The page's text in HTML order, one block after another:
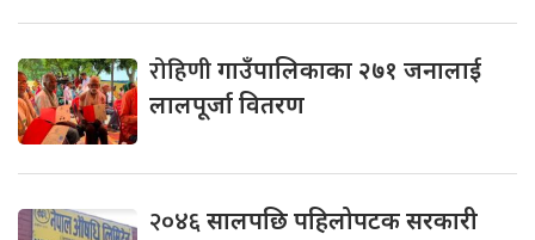
रोहिणीगाउँपालिकाका २७१ जनालाई
लालपूर्जा वितरण
२०४६सालपछि पहिलोपटक सरकारी